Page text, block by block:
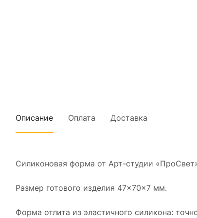
Описание Оплата Доставка
Силиконовая форма от Арт-студии
Размер готового изделия 47×70×7 мм.
Форма отлита из эластичного силикона: